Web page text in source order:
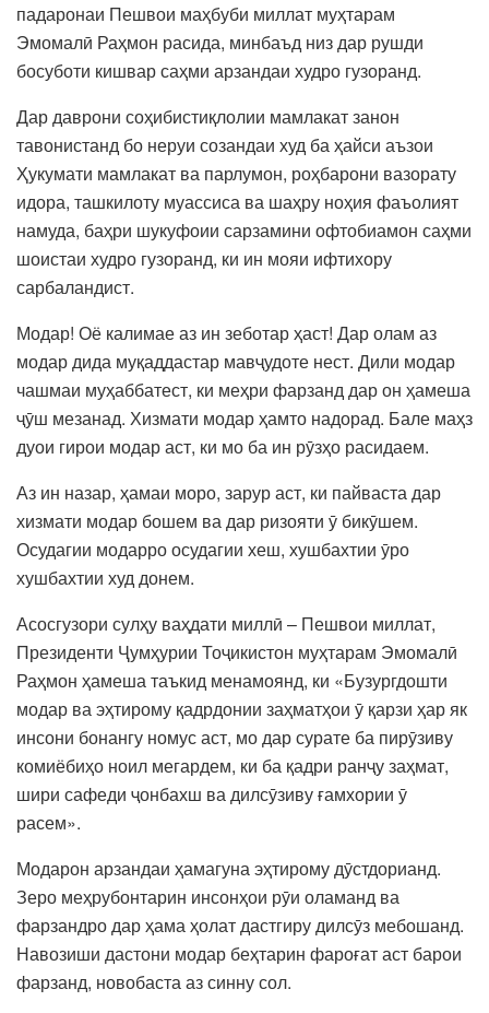
падаронаи Пешвои маҳбуби миллат муҳтарам
Эмомалӣ Раҳмон расида, минбаъд низ дар рушди
босуботи кишвар саҳми арзандаи худро гузоранд.
Дар даврони соҳибистиқлолии мамлакат занон
тавонистанд бо неруи созандаи худ ба ҳайси аъзои
Ҳукумати мамлакат ва парлумон, роҳбарони вазорату
идора, ташкилоту муассиса ва шаҳру ноҳия фаъолият
намуда, баҳри шукуфоии сарзамини офтобиамон саҳми
шоистаи худро гузоранд, ки ин мояи ифтихору
сарбаландист.
Модар! Оё калимае аз ин зеботар ҳаст! Дар олам аз
модар дида муқаддастар мавҷудоте нест. Дили модар
чашмаи муҳаббатест, ки меҳри фарзанд дар он ҳамеша
ҷӯш мезанад. Хизмати модар ҳамто надорад. Бале маҳз
дуои гирои модар аст, ки мо ба ин рӯзҳо расидаем.
Аз ин назар, ҳамаи моро, зарур аст, ки пайваста дар
хизмати модар бошем ва дар ризояти ӯ бикӯшем.
Осудагии модарро осудагии хеш, хушбахтии ӯро
хушбахтии худ донем.
Асосгузори сулҳу ваҳдати миллӣ – Пешвои миллат,
Президенти Ҷумҳурии Тоҷикистон муҳтарам Эмомалӣ
Раҳмон ҳамеша таъкид менамоянд, ки «Бузургдошти
модар ва эҳтирому қадрдонии заҳматҳои ӯ қарзи ҳар як
инсони бонангу номус аст, мо дар сурате ба пирӯзиву
комиёбиҳо ноил мегардем, ки ба қадри ранҷу заҳмат,
шири сафеди ҷонбахш ва дилсӯзиву ғамхории ӯ
расем».
Модарон арзандаи ҳамагуна эҳтирому дӯстдорианд.
Зеро меҳрубонтарин инсонҳои рӯи оламанд ва
фарзандро дар ҳама ҳолат дастгиру дилсӯз мебошанд.
Навозиши дастони модар беҳтарин фароғат аст барои
фарзанд, новобаста аз синну сол.